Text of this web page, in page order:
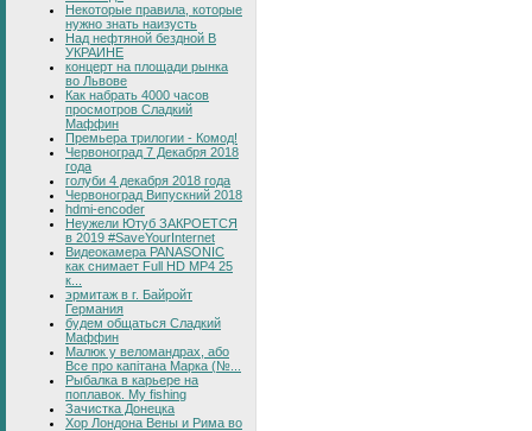
Некоторые правила, которые
нужно знать наизусть
Над нефтяной бездной В
УКРАИНЕ
концерт на площади рынка
во Львове
Как набрать 4000 часов
просмотров Сладкий
Маффин
Премьера трилогии - Комод!
Червоноград 7 Декабря 2018
года
голуби 4 декабря 2018 года
Червоноград Випускний 2018
hdmi-encoder
Неужели Ютуб ЗАКРОЕТСЯ
в 2019 #SaveYourInternet
Видеокамера PANASONIC
как снимает Full HD MP4 25
к...
эрмитаж в г. Байройт
Германия
будем общаться Сладкий
Маффин
Малюк у веломандрах, або
Все про капітана Марка (№...
Рыбалка в карьере на
поплавок. My fishing
Зачистка Донецка
Хор Лондона Вены и Рима во